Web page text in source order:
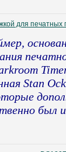
для печатных
Stan
был